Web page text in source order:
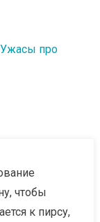
Ужасы про
чтобы
к пирсу,